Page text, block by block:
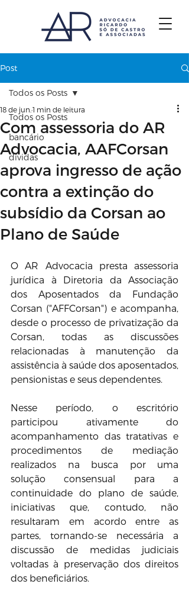
Post
Todos os Posts
bancário
dívidas
Todos os Posts
Com assessoria do AR
Advocacia, AAFCorsan
aprova ingresso de ação
contra a extinção do
subsídio da Corsan ao
Plano de Saúde
18 de jun. 1 min de leitura
O AR Advocacia presta assessoria
jurídica à Diretoria da Associação
dos Aposentados da Fundação
Corsan ("AFFCorsan") e acompanha,
desde o processo de privatização da
Corsan, todas as discussões
relacionadas à manutenção da
assistência à saúde dos aposentados,
pensionistas e seus dependentes.
Nesse período, o escritório
participou ativamente do
acompanhamento das tratativas e
procedimentos de mediação
realizados na busca por uma
solução consensual para a
continuidade do plano de saúde,
iniciativas que, contudo, não
resultaram em acordo entre as
partes, tornando-se necessária a
discussão de medidas judiciais
voltadas à preservação dos direitos
dos beneficiários.